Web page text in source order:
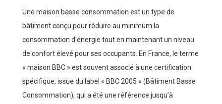
Une maison basse consommation est un type de
bâtiment conçu pour réduire au minimum la
consommation d’énergie tout en maintenant un niveau
de confort élevé pour ses occupants. En France, le terme
« maison BBC » est souvent associé à une certification
spécifique, issue du label « BBC 2005 » (Bâtiment Basse
Consommation), qui a été une référence jusqu’à